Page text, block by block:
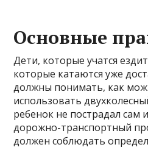
Основные
Дети, которые учатся
которые катаются уже
должны понимать, как
использовать
ребенок не пострадал сам
дорожно-транспортный
должен соблюдать